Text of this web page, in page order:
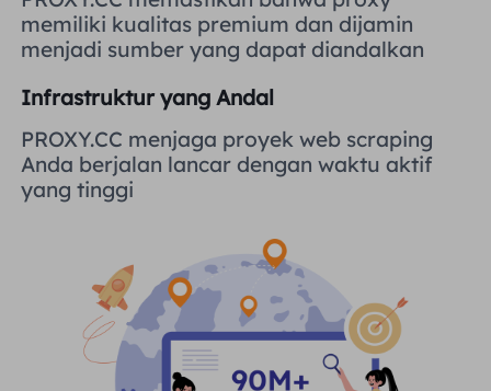
memiliki kualitas premium dan dijamin
menjadi sumber yang dapat diandalkan
Infrastruktur yang Andal
PROXY.CC menjaga proyek web scraping
Anda berjalan lancar dengan waktu aktif
yang tinggi